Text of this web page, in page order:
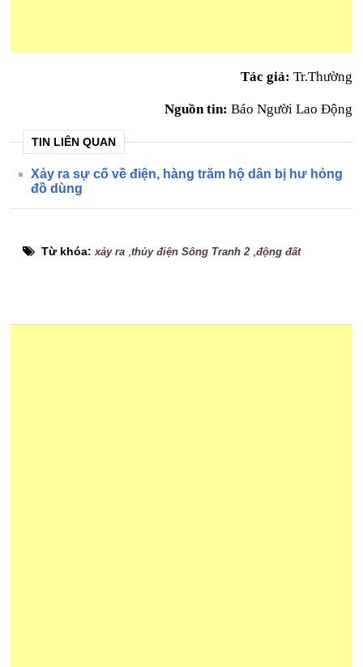
Tác giả: Tr.Thường
Nguồn tin: Báo Người Lao Động
TIN LIÊN QUAN
Xảy ra sự cố về điện, hàng trăm hộ dân bị hư hỏng
đồ dùng
Từ khóa:xảy ra ,thủy điện Sông Tranh 2 ,động đất